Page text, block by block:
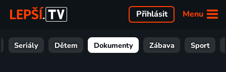
Menu
Přihlásit
Seriály Dětem Dokumenty Zábava Sport